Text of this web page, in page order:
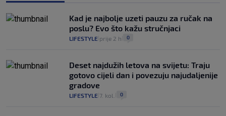
Kad je najbolje uzeti pauzu za ručak na
poslu? Evo što kažu stručnjaci
LIFESTYLE prije 2 h 0
Deset najdužih letova na svijetu: Traju
gotovo cijeli dan i povezuju najudaljenije
gradove
LIFESTYLE 7. kol. 0